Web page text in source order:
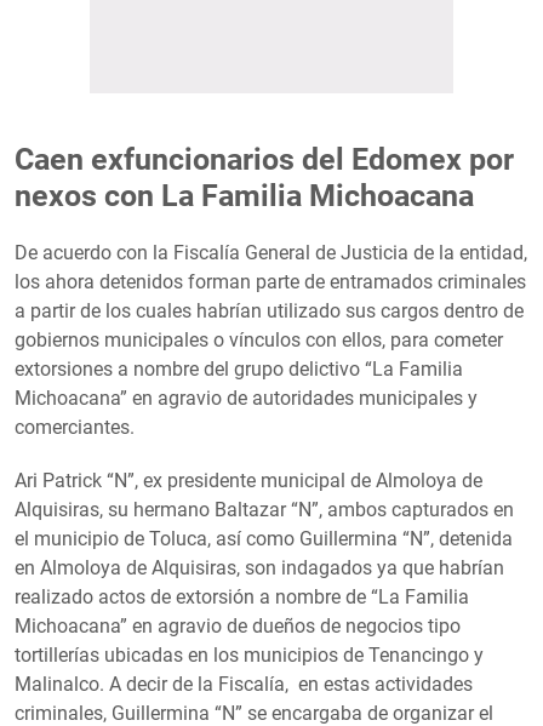
Caen exfuncionarios del Edomex por
nexos con La Familia Michoacana
De acuerdo con la Fiscalía General de Justicia de la entidad,
los ahora detenidos forman parte de entramados criminales
a partir de los cuales habrían utilizado sus cargos dentro de
gobiernos municipales o vínculos con ellos, para cometer
extorsiones a nombre del grupo delictivo “La Familia
Michoacana” en agravio de autoridades municipales y
comerciantes.
Ari Patrick “N”, ex presidente municipal de Almoloya de
Alquisiras, su hermano Baltazar “N”, ambos capturados en
el municipio de Toluca, así como Guillermina “N”, detenida
en Almoloya de Alquisiras, son indagados ya que habrían
realizado actos de extorsión a nombre de “La Familia
Michoacana” en agravio de dueños de negocios tipo
tortillerías ubicadas en los municipios de Tenancingo y
Malinalco. A decir de la Fiscalía, en estas actividades
criminales, Guillermina “N” se encargaba de organizar el